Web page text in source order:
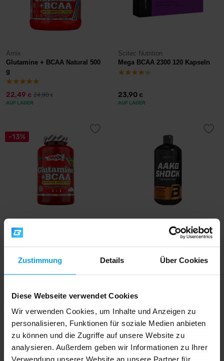
Zustimmung Details Über Cookies
Diese Webseite verwendet Cookies
Wir verwenden Cookies, um Inhalte und Anzeigen zu
personalisieren, Funktionen für soziale Medien anbieten
zu können und die Zugriffe auf unsere Website zu
analysieren. Außerdem geben wir Informationen zu Ihrer
Amix
Glutamine + BCAA Natural 500
g
22,49 € 24,90€
AUF LAGER
Scitec Nutrition
Mega BCAA 2300 120 Kapseln
23,90 €
AUF LAGER
-13%
Amix
Glutamine + BCAA 360 Kapseln
19,49€ 22,29€
AAKG Shock 1000 ml
36,90